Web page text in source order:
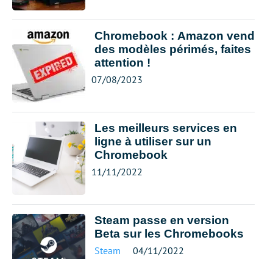
Chromebook : Amazon vend
des modèles périmés, faites
attention !
07/08/2023
Les meilleurs services en
ligne à utiliser sur un
Chromebook
11/11/2022
Steam passe en version
Beta sur les Chromebooks
Steam 04/11/2022